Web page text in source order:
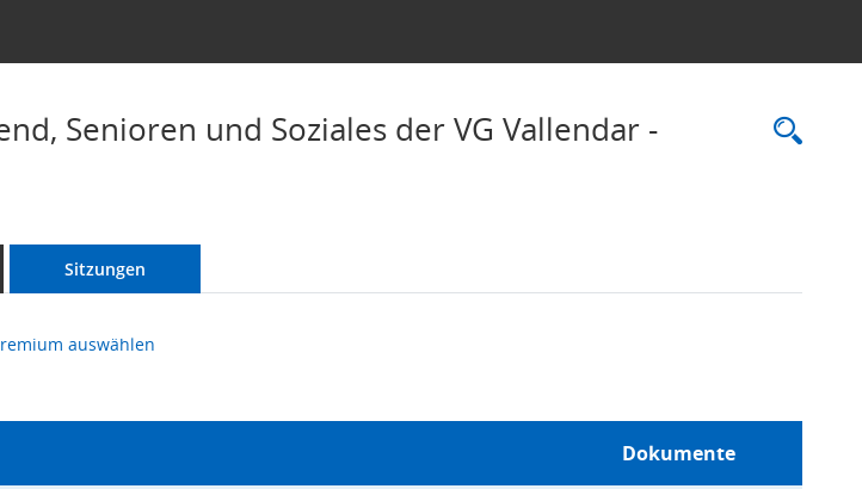
Senioren und Soziales der VG Vallendar -
Sitzungen
auswählen
Dokumente